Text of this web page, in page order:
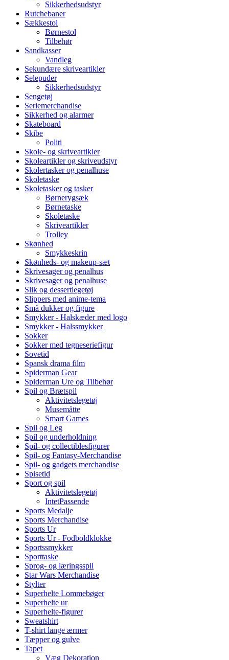
Sikkerhedsudstyr
Rutchebaner
Sækkestol
Børnestol
Tilbehør
Sandkasser
Vandleg
Sekundære skriveartikler
Selepuder
Sikkerhedsudstyr
Sengetøj
Seriemerchandise
Sikkerhed og alarmer
Skateboard
Skibe
Politi
Skole- og skriveartikler
Skoleartikler og skriveudstyr
Skolertasker og penalhuse
Skoletaske
Skoletasker og tasker
Børnerygsæk
Børnetaske
Skoletaske
Skriveartikler
Trolley
Skønhed
Smykkeskrin
Skønheds- og makeup-sæt
Skrivesager og penalhus
Skrivesager og penalhuse
Slik og dessertlegetøj
Slippers med anime-tema
Små dukker og figure
Smykker - Halskæder med logo
Smykker - Halssmykker
Sokker
Sokker med tegneseriefigur
Sovetid
Spansk drama film
Spiderman Gear
Spiderman Ure og Tilbehør
Spil og Brætspil
Aktivitetslegetøj
Musemåtte
Smart Games
Spil og Leg
Spil og underholdning
Spil- og collectiblesfigurer
Spil- og Fantasy-Merchandise
Spil- og gadgets merchandise
Spisetid
Sport og spil
Aktivitetslegetøj
IntetPassende
Sports Medalje
Sports Merchandise
Sports Ur
Sports Ur - Fodboldklokke
Sportssmykker
Sporttaske
Sprog- og læringsspil
Star Wars Merchandise
Stylter
Superhelte Lommebøger
Superhelte ur
Superhelte-figurer
Sweatshirt
T-shirt lange ærmer
Tæpper og gulve
Tapet
Væg Dekoration